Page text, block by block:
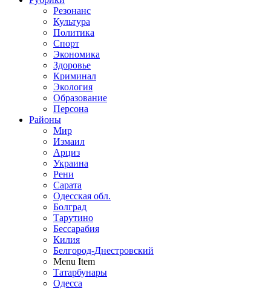
Резонанс
Культура
Политика
Спорт
Экономика
Здоровье
Криминал
Экология
Образование
Персона
Районы
Мир
Измаил
Арциз
Украина
Рени
Сарата
Одесская обл.
Болград
Тарутино
Бессарабия
Килия
Белгород-Днестровский
Menu Item
Татарбунары
Одесса